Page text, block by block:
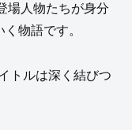
場人物たちが身分
物語です。
トルは深く結びつ